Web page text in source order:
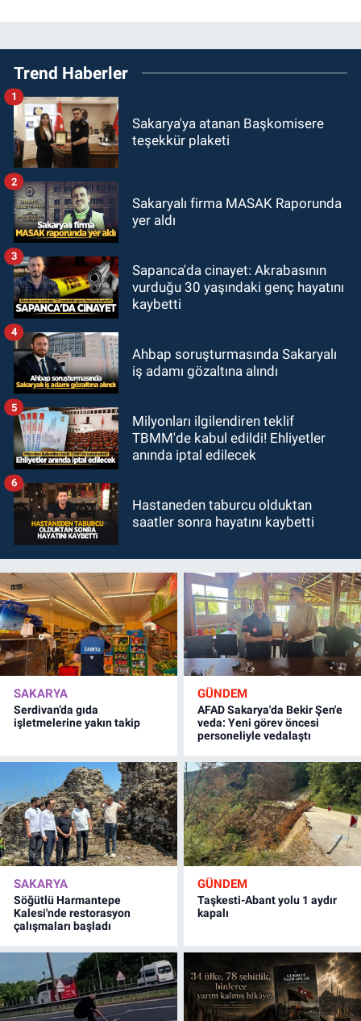
Trend Haberler
Sakarya'ya atanan Başkomisere
teşekkür plaketi
1
Sakaryalı firma MASAK Raporunda
yer aldı
2
Sapanca'da cinayet: Akrabasının
vurduğu 30 yaşındaki genç hayatını
kaybetti
3
Ahbap soruşturmasında Sakaryalı
iş adamı gözaltına alındı
4
Milyonları ilgilendiren teklif
TBMM'de kabul edildi! Ehliyetler
anında iptal edilecek
5
Hastaneden taburcu olduktan
saatler sonra hayatını kaybetti
6
SAKARYA
Serdivan’da gıda
işletmelerine yakın takip
GÜNDEM
AFAD Sakarya'da Bekir Şen'e
veda: Yeni görev öncesi
personeliyle vedalaştı
SAKARYA
Söğütlü Harmantepe
Kalesi'nde restorasyon
çalışmaları başladı
GÜNDEM
Taşkesti-Abant yolu 1 aydır
kapalı